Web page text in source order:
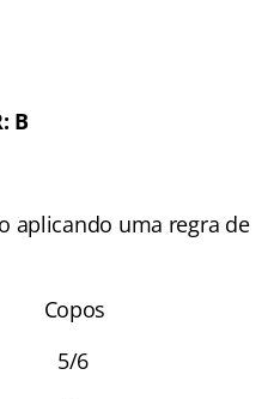
B
aplicando uma regra de
6